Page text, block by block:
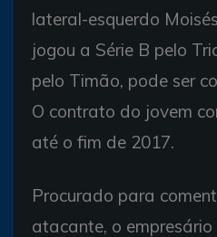
lateral-esquerdo
jogou a Série B pelo
pelo Timão, pode ser
O contrato do jovem
até o fim de 2017.
Procurado para
atacante, o